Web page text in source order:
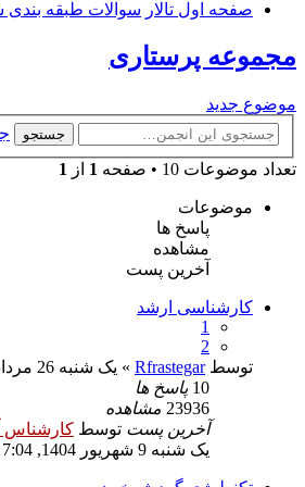
صفحه اول تالار سوالات طبقه بندی
مجموعه پرستاری
موضوع جدید
جستجو
تعداد موضوعات 10 • صفحه
1 از 1
موضوعات
پاسخ ها
مشاهده
آخرین پست
کارشناسی ارشد
1
2
توسطRfrastegar » یک شنبه 26 مرداد 1399, 5:16 pm
10 پاسخ ها
23936 مشاهده
آخرین پست توسط کارشناس
یک شنبه 9 شهریور 1404, 7:04 am